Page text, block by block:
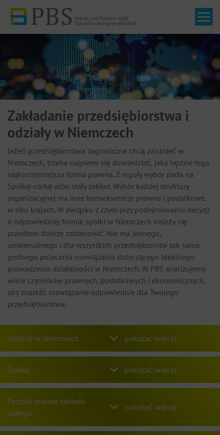
Zakładanie przedsiębiorstwa i
odziały w Niemczech
Jeżeli przedsiębiorstwa zagraniczne chcą zaistnieć w
Niemczech, trzeba najpierw się dowiedzieć, jaka będzie tego
najkorzystniejsza forma prawna. Z reguły wybór pada na
Spółkę-córkę albo stały zakład. Wybór każdej struktury
organizacyjnej ma inne konsekwencje prawne i podatkowe,
w obu krajach. W związku z czym przy podejmowaniu decyzji
o odpowiedniej formie spółki w Niemczech należy się
przedtem dobrze zastanowić. Nie ma jednego,
uniwersalnego i dla wszystkich przedsiębiorstw tak samo
godnego polecenia rozwiązania dotyczącego idealnego
prowadzenia działalności w Niemczech. W PBS analizujemy
wiele czynników prawnych, podatkowych i ekonomicznych,
aby znaleźć rozwiązanie odpowiednie dla Twojego
przedsiębiorstwa.
Oddział w Niemczech
Zakład
Podział zysków zakładu
stałego